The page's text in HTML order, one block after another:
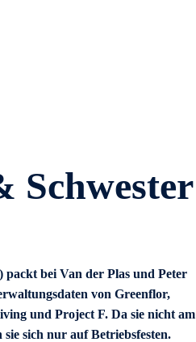
Schwester
bei Van der Plas und Peter
von Greenflor,
und Project F. Da sie nicht am
sich nur auf Betriebsfesten.